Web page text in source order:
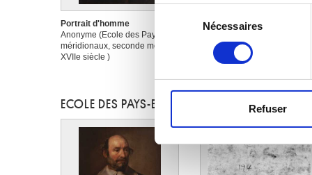
Si vous le permettez, nous
Collecter des
digitales).
partenaires de médias
vous leur avez fournies ou
Sélection
consentement
Nécessaires
Refuser
Portrait d'homme
Anonyme (Ecole des Pays-Bas
méridionaux, seconde moitié
XVIIe siècle )
Portrait de Philippe
Solre 1613-1670
Anonyme (Ecole des Pays-Bas
XVIIe siècle )
ECOLE DES PAYS-BAS MÉRIDIONAUX